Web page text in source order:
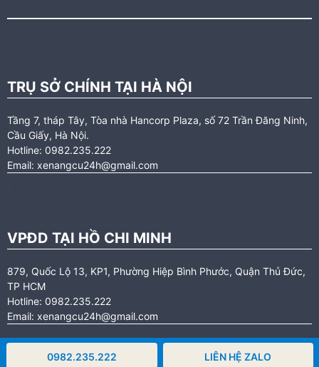
TRỤ SỞ CHÍNH TẠI HÀ NỘI
Tầng 7, tháp Tây, Tòa nhà Hancorp Plaza, số 72 Trần Đăng Ninh,
Cầu Giấy, Hà Nội.
Hotline: 0982.235.222
Email: xenangcu24h@gmail.com
VPĐD TẠI HỒ CHI MINH
879, Quốc Lộ 13, KP1, Phường Hiệp Bình Phước, Quận Thủ Đức,
TP HCM
Hotline: 0982.235.222
Email: xenangcu24h@gmail.com
0982.235.222 LIÊN HỆ ZALO